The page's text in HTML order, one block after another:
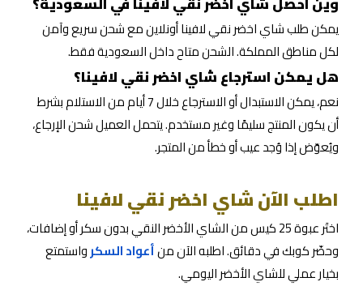
يمكن طلب شاي اخضر نقي لافينا أونلاين مع شحن سريع وآمن
لكل مناطق المملكة. الشحن متاح داخل السعودية فقط.
هل يمكن استرجاع شاي اخضر نقي لافينا؟
نعم، يمكن الاستبدال أو الاسترجاع خلال 7 أيام من الاستلام بشرط
أن يكون المنتج سليمًا وغير مستخدم. يتحمل العميل شحن الإرجاع،
ويُعوّض إذا وُجد عيب أو خطأ من المتجر.
اطلب الآن شاي اخضر نقي لافينا
اختَر عبوة 25 كيس من الشاي الأخضر النقي بدون سكر أو إضافات،
وحضّر كوبك في دقائق. اطلبه الآن منأعواد السكرواستمتع
بخيار عملي للشاي الأخضر اليومي.